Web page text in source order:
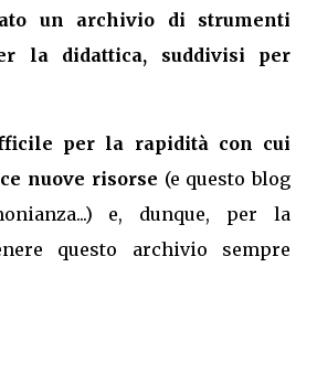
un archivio di strumenti
la didattica, suddivisi per
per la rapidità con cui
nuove risorse (e questo blog
e, dunque, per la
questo archivio sempre